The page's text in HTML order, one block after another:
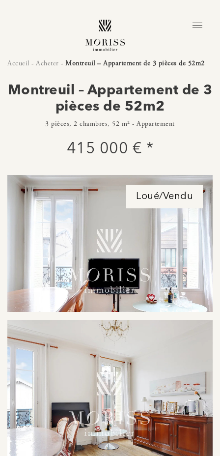
Accueil - Acheter - Montreuil – Appartement de 3 pièces de 52m2
Montreuil – Appartement de 3
pièces de 52m2
3 pièces, 2 chambres, 52 m² - Appartement
415 000 € *
Loué/Vendu